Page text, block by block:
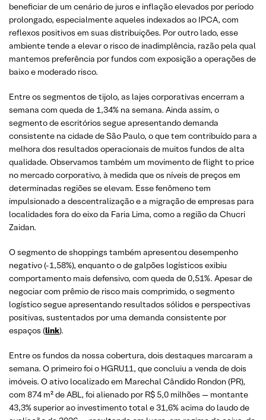
beneficiar de um cenário de juros e inflação elevados por período
prolongado, especialmente aqueles indexados ao IPCA, com
reflexos positivos em suas distribuições. Por outro lado, esse
ambiente tende a elevar o risco de inadimplência, razão pela qual
mantemos preferência por fundos com exposição a operações de
baixo e moderado risco.
Entre os segmentos de tijolo, as lajes corporativas encerram a
semana com queda de 1,34% na semana. Ainda assim, o
segmento de escritórios segue apresentando demanda
consistente na cidade de São Paulo, o que tem contribuído para a
melhora dos resultados operacionais de muitos fundos de alta
qualidade. Observamos também um movimento de flight to price
no mercado corporativo, à medida que os níveis de preços em
determinadas regiões se elevam. Esse fenômeno tem
impulsionado a descentralização e a migração de empresas para
localidades fora do eixo da Faria Lima, como a região da Chucri
Zaidan.
O segmento de shoppings também apresentou desempenho
negativo (-1,58%), enquanto o de galpões logísticos exibiu
comportamento mais defensivo, com queda de 0,51%. Apesar de
negociar com prêmio de risco mais comprimido, o segmento
logístico segue apresentando resultados sólidos e perspectivas
positivas, sustentados por uma demanda consistente por
espaços (link).
Entre os fundos da nossa cobertura, dois destaques marcaram a
semana. O primeiro foi o HGRU11, que concluiu a venda de dois
imóveis. O ativo localizado em Marechal Cândido Rondon (PR),
com 874 m² de ABL, foi alienado por R$ 5,0 milhões — montante
43,3% superior ao investimento total e 31,6% acima do laudo de